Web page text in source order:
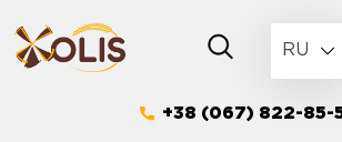
to
content
RU
+38 (067) 822-85-